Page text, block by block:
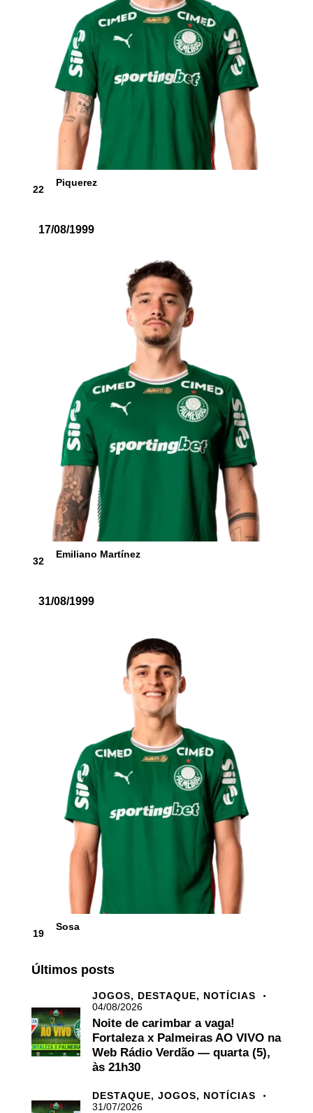
22
Piquerez
17/08/1999
32
Emiliano Martínez
31/08/1999
19
Sosa
Últimos posts
JOGOS, DESTAQUE, NOTÍCIAS
04/08/2026
Noite de carimbar a vaga!
Fortaleza x Palmeiras AO VIVO na
Web Rádio Verdão — quarta (5),
às 21h30
DESTAQUE, JOGOS, NOTÍCIAS
31/07/2026